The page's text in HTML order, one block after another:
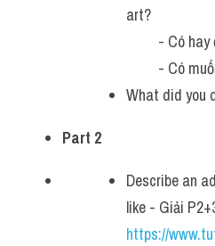
IELTS Advice
Listening
Speaking
art?
- Có hay
- Có muốn
What did you
Part 2
Describe an
https://